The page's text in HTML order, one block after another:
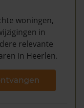
woningen,
in
relevante
in Heerlen.